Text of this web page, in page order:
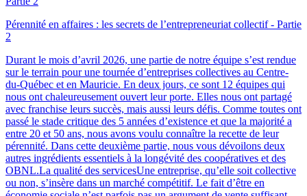
Pérennité en affaires : les secrets de l’entrepreneuriat collectif - Partie
2
Durant le mois d’avril 2026, une partie de notre équipe s’est rendue
sur le terrain pour une tournée d’entreprises collectives au Centre-
du-Québec et en Mauricie. En deux jours, ce sont 12 équipes qui
nous ont chaleureusement ouvert leur porte. Elles nous ont partagé
avec franchise leurs succès, mais aussi leurs défis. Comme toutes ont
passé le stade critique des 5 années d’existence et que la majorité a
entre 20 et 50 ans, nous avons voulu connaître la recette de leur
pérennité. Dans cette deuxième partie, nous vous dévoilons deux
autres ingrédients essentiels à la longévité des coopératives et des
OBNL.La qualité des servicesUne entreprise, qu’elle soit collective
ou non, s’insère dans un marché compétitif. Le fait d’être en